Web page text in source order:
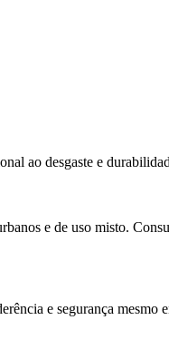
ao desgaste e
e de uso misto.
e segurança mesmo